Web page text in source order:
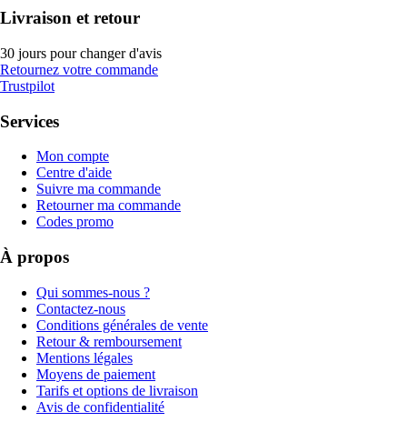
Livraison et retour
30 jours pour changer d'avis
Retournez votre commande
Trustpilot
Services
Mon compte
Centre d'aide
Suivre ma commande
Retourner ma commande
Codes promo
À propos
Qui sommes-nous ?
Contactez-nous
Conditions générales de vente
Retour & remboursement
Mentions légales
Moyens de paiement
Tarifs et options de livraison
Avis de confidentialité